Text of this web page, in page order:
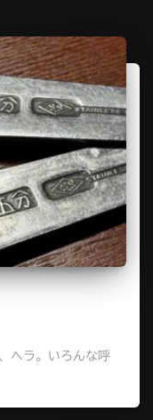
ヘラ。いろんな呼